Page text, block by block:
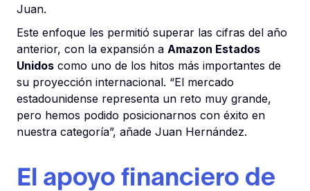
Juan.
Este enfoque les permitió superar las cifras del año
anterior, con la expansión a Amazon Estados
Unidos como uno de los hitos más importantes de
su proyección internacional. “El mercado
estadounidense representa un reto muy grande,
pero hemos podido posicionarnos con éxito en
nuestra categoría”, añade Juan Hernández.
El apoyo financiero de